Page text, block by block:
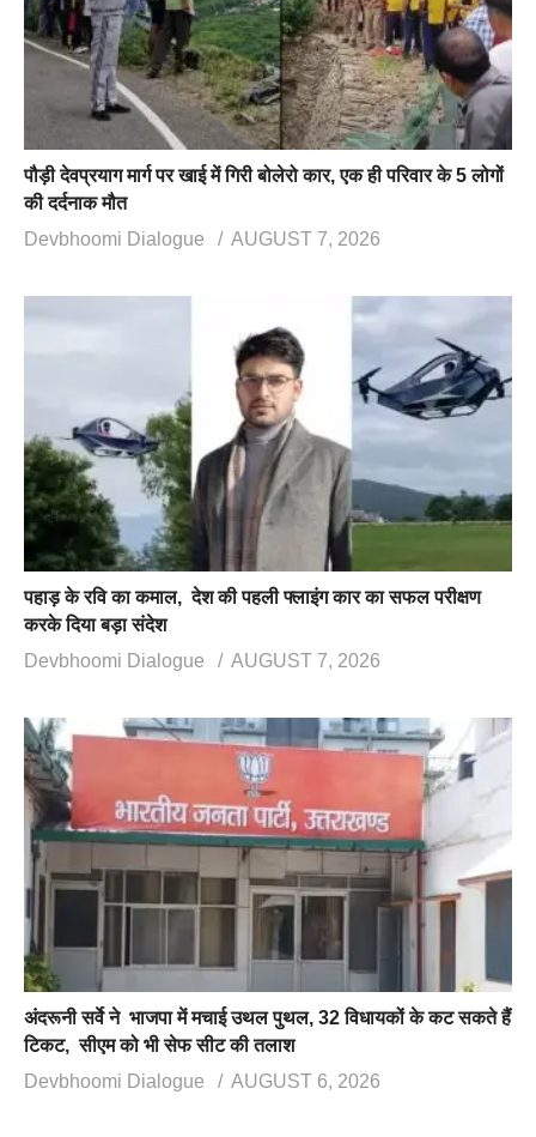
पौड़ी देवप्रयाग मार्ग पर खाई में गिरी बोलेरो कार, एक ही परिवार के 5 लोगों
की दर्दनाक मौत
Devbhoomi Dialogue
AUGUST 7, 2026
पहाड़ के रवि का कमाल, देश की पहली फ्लाइंग कार का सफल परीक्षण
करके दिया बड़ा संदेश
Devbhoomi Dialogue
AUGUST 7, 2026
अंदरूनी सर्वे ने भाजपा में मचाई उथल पुथल, 32 विधायकों के कट सकते हैं
टिकट, सीएम को भी सेफ सीट की तलाश
Devbhoomi Dialogue
AUGUST 6, 2026